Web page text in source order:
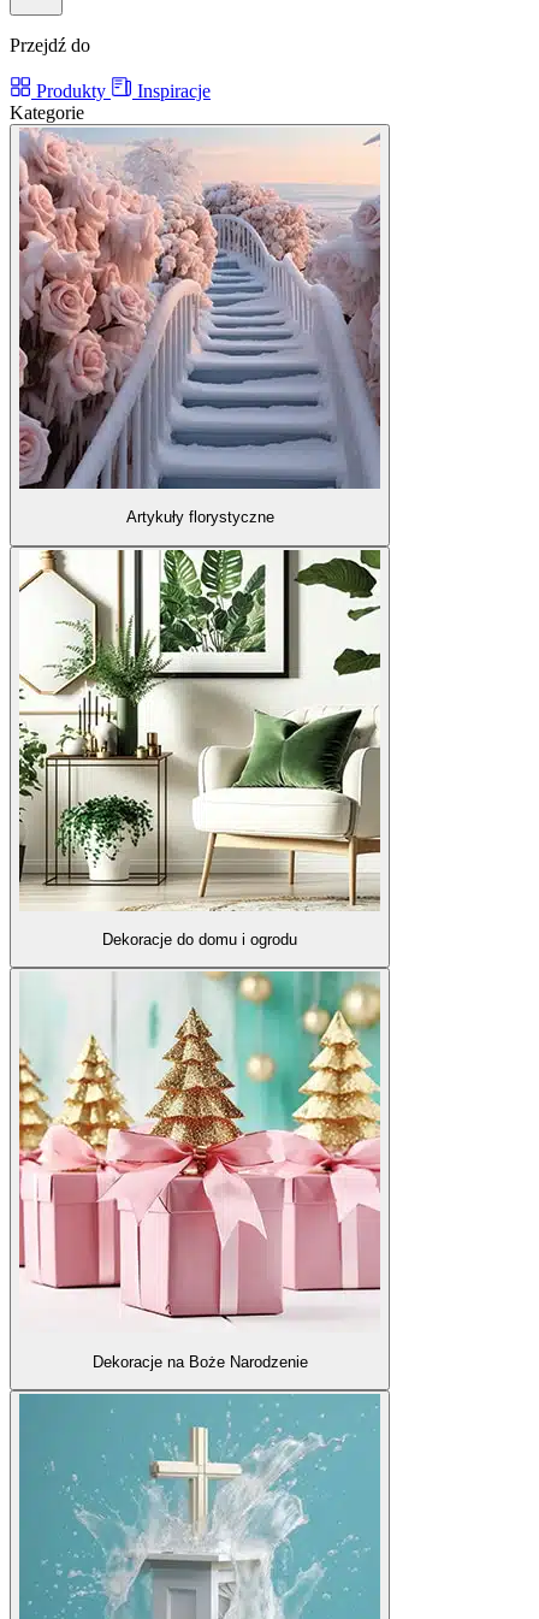
Przejdź do
Produkty
Inspiracje
Kategorie
Artykuły florystyczne
Dekoracje do domu i ogrodu
Dekoracje na Boże Narodzenie